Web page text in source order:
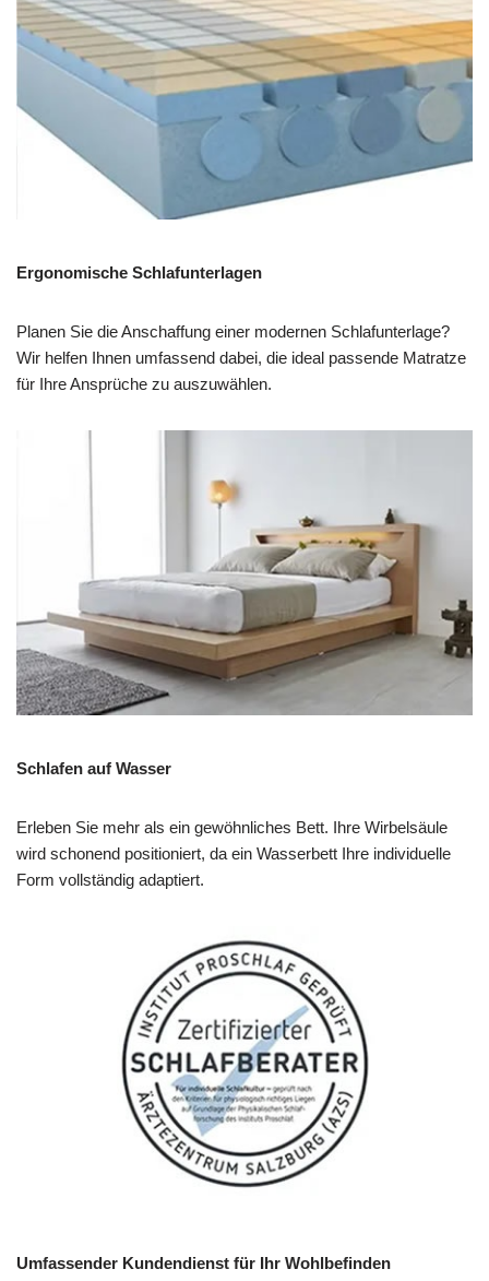
Ergonomische Schlafunterlagen
Planen Sie die Anschaffung einer modernen Schlafunterlage?
Wir helfen Ihnen umfassend dabei, die ideal passende Matratze
für Ihre Ansprüche zu auszuwählen.
Schlafen auf Wasser
Erleben Sie mehr als ein gewöhnliches Bett. Ihre Wirbelsäule
wird schonend positioniert, da ein Wasserbett Ihre individuelle
Form vollständig adaptiert.
Umfassender Kundendienst für Ihr Wohlbefinden